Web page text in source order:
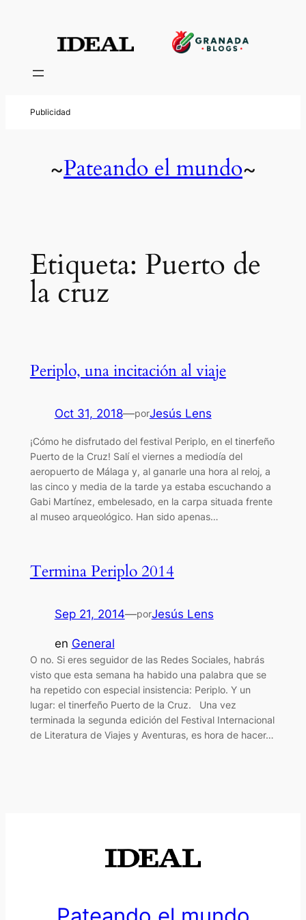
contenido
~Pateando el mundo~
Etiqueta: Puerto de
la cruz
Periplo, una incitación al viaje
Oct 31, 2018—porJesús Lens
¡Cómo he disfrutado del festival Periplo, en el tinerfeño
Puerto de la Cruz! Salí el viernes a mediodía del
aeropuerto de Málaga y, al ganarle una hora al reloj, a
las cinco y media de la tarde ya estaba escuchando a
Gabi Martínez, embelesado, en la carpa situada frente
al museo arqueológico. Han sido apenas…
Termina Periplo 2014
Sep 21, 2014—porJesús Lens
en General
O no. Si eres seguidor de las Redes Sociales, habrás
visto que esta semana ha habido una palabra que se
ha repetido con especial insistencia: Periplo. Y un
lugar: el tinerfeño Puerto de la Cruz. Una vez
terminada la segunda edición del Festival Internacional
de Literatura de Viajes y Aventuras, es hora de hacer…